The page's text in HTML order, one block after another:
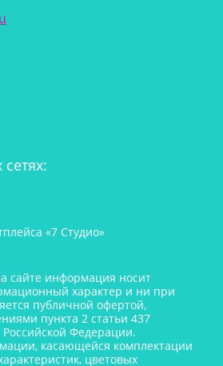
«7 Студио»
сайте информация носит
характер и ни при
публичной офертой,
пункта 2 статьи 437
Российской Федерации.
касающейся комплектации
цветовых